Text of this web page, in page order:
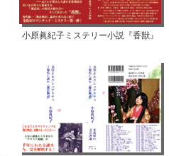
小原眞紀子ミステリー小説『香獣』